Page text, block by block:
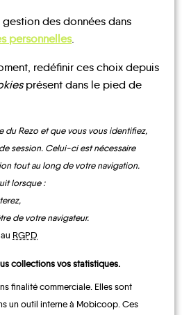
TÉMOIGNAGE
?
NOUS !
MOBILITE
TRAIN
des données dans
personnelles.
redéfinir ces choix depuis
présent dans le pied de
du Rezo et que vous vous identifiez,
session. Celui-ci est nécessaire
tout au long de votre navigation.
lorsque :
de votre navigateur.
RGPD
collections vos statistiques.
finalité commerciale. Elles sont
un outil interne à Mobicoop. Ces